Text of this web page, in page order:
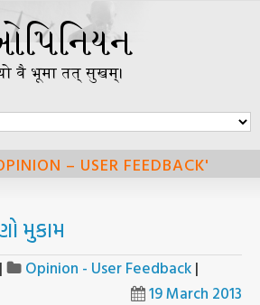
– USER FEEDBACK'
મુકામ
| Opinion - User Feedback |
19 March 2013